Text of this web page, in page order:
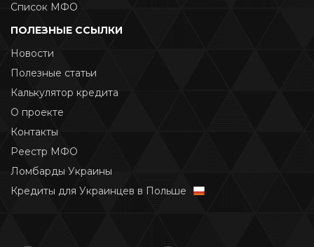
Список МФО
ПОЛЕЗНЫЕ ССЫЛКИ
Новости
Полезные статьи
Калькулятор кредита
О проекте
Контакты
Реестр МФО
Ломбарды Украины
Кредиты для Украинцев в Польше